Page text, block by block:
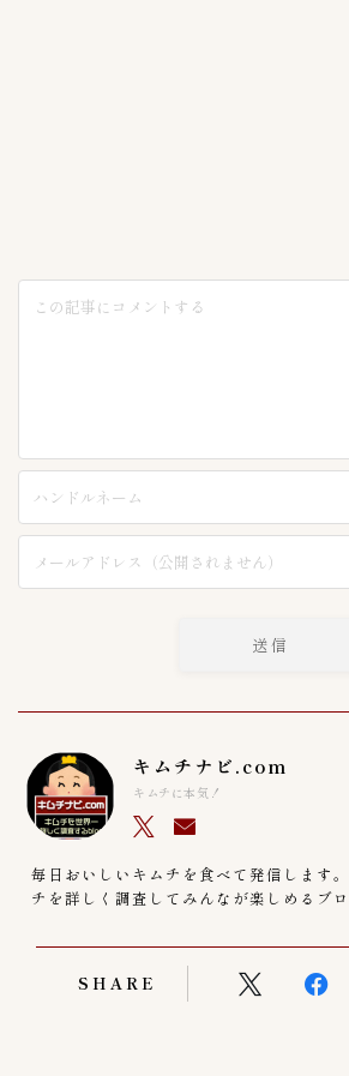
キムチナビ.com
キムチに本気！
毎日おいしいキムチを食べて発信します
チを詳しく調査してみんなが楽しめるブ
SHARE